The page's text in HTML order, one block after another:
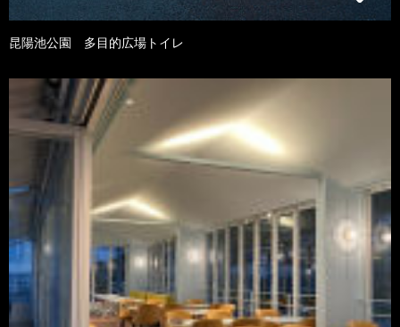
昆陽池公園 多目的広場トイレ